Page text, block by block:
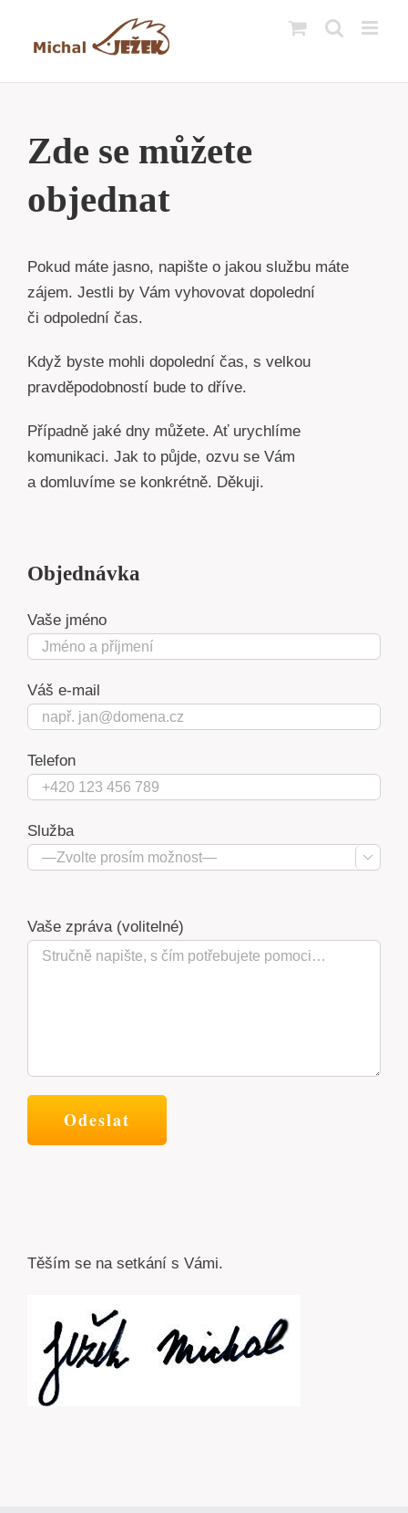
Zde se můžete
objednat
Pokud máte jasno, napište o jakou službu máte
zájem. Jestli by Vám vyhovovat dopolední
či odpolední čas.
Když byste mohli dopolední čas, s velkou
pravděpodobností bude to dříve.
Případně jaké dny můžete. Ať urychlíme
komunikaci. Jak to půjde, ozvu se Vám
a domluvíme se konkrétně. Děkuji.
Objednávka
Vaše jméno
Váš e-mail
Telefon
Služba

Vaše zpráva (volitelné)
Těším se na setkání s Vámi.